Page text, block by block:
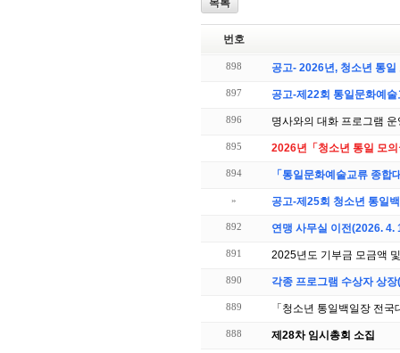
번호
898 공고- 2026년, 청소년 통일
897 공고-제22회 통일문화예
896 명사와의 대화 프로그램 운
895 2026년「청소년 통일 모
894 「통일문화예술교류 종
» 공고-제25회 청소년 통일
892 연맹 사무실 이전(2026. 4.
891 2025년도 기부금 모금액
890 각종 프로그램 수상자 상
889 「청소년 통일백일장 전
888 제28차 임시총회 소집